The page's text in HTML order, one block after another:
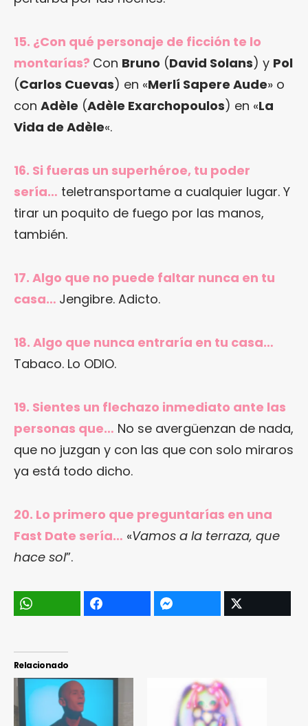
15. ¿Con qué personaje de ficción te lo
montarías? Con Bruno (David Solans) y Pol
(Carlos Cuevas) en «Merlí Sapere Aude» o
con Adèle (Adèle Exarchopoulos) en «La
Vida de Adèle«.
16. Si fueras un superhéroe, tu poder
sería… teletransportame a cualquier lugar. Y
tirar un poquito de fuego por las manos,
también.
17. Algo que no puede faltar nunca en tu
casa… Jengibre. Adicto.
18. Algo que nunca entraría en tu casa…
Tabaco. Lo ODIO.
19. Sientes un flechazo inmediato ante las
personas que… No se avergüenzan de nada,
que no juzgan y con las que con solo miraros
ya está todo dicho.
20. Lo primero que preguntarías en una
Fast Date sería… «Vamos a la terraza, que
hace sol”.
Relacionado